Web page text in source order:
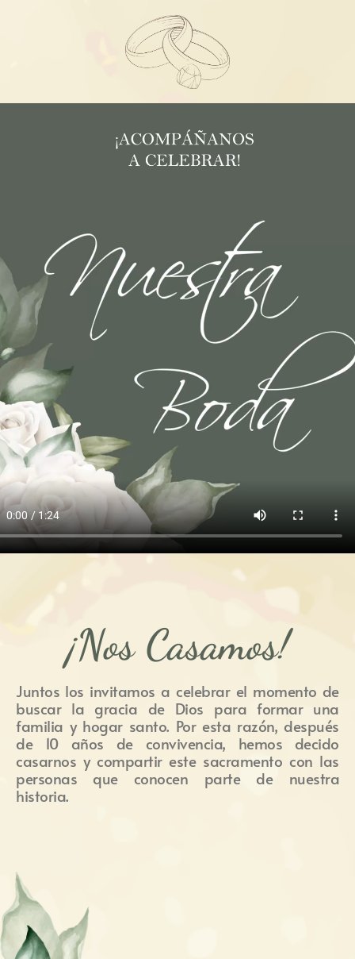
¡Nos Casamos!
Juntos los invitamos a celebrar el momento de
buscar la gracia de Dios para formar una
familia y hogar santo. Por esta razón, después
de 10 años de convivencia, hemos decido
casarnos y compartir este sacramento con las
personas que conocen parte de nuestra
historia.